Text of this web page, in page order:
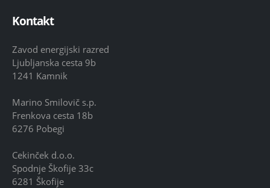
Kontakt
Zavod energijski razred
Ljubljanska cesta 9b
1241 Kamnik
Marino Smilovič s.p.
Frenkova cesta 18b
6276 Pobegi
Cekinček d.o.o.
Spodnje Škofije 33c
6281 Škofije